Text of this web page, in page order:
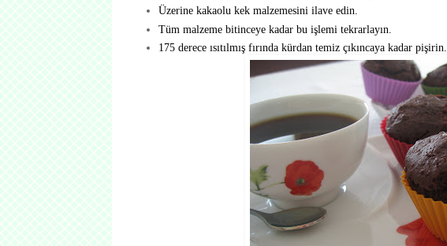
Üzerine kakaolu kek malzemesini ilave edin.
Tüm malzeme bitinceye kadar bu işlemi tekrarlayın.
175 derece ısıtılmış fırında kürdan temiz çıkıncaya kadar pişirin.